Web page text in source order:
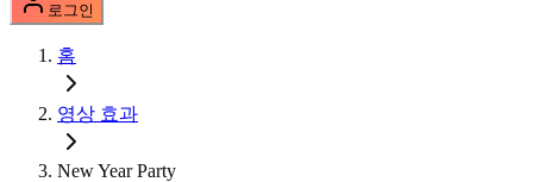
로그인
홈
영상 효과
New Year Party